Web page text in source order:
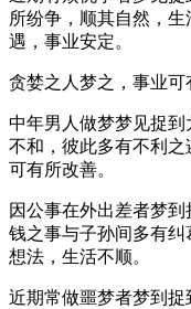
所纷争，顺其自然，
遇，事业安定。
贪婪之人梦之，事业可
中年男人做梦梦见捉
不和，彼此多有不利
可有所改善。
因公事在外出差者梦
钱之事与子孙间多有
想法，生活不顺。
近期常做噩梦者梦到